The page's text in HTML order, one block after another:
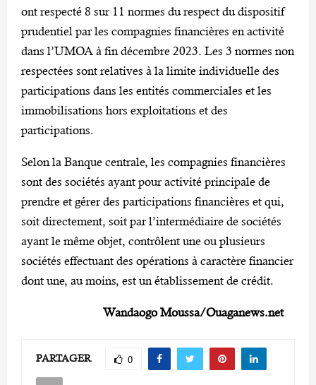
ont respecté 8 sur 11 normes du respect du dispositif
prudentiel par les compagnies financières en activité
dans l’UMOA à fin décembre 2023. Les 3 normes non
respectées sont relatives à la limite individuelle des
participations dans les entités commerciales et les
immobilisations hors exploitations et des
participations.
Selon la Banque centrale, les compagnies financières
sont des sociétés ayant pour activité principale de
prendre et gérer des participations financières et qui,
soit directement, soit par l’intermédiaire de sociétés
ayant le même objet, contrôlent une ou plusieurs
sociétés effectuant des opérations à caractère financier
dont une, au moins, est un établissement de crédit.
Wandaogo Moussa/Ouaganews.net
PARTAGER 0